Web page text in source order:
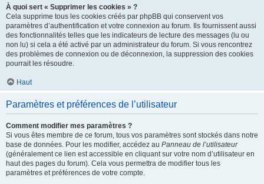
À quoi sert « Supprimer les cookies » ?
Cela supprime tous les cookies créés par phpBB qui conservent vos
paramètres d’authentification et votre connexion au forum. Ils fournissent aussi
des fonctionnalités telles que les indicateurs de lecture des messages (lu ou
non lu) si cela a été activé par un administrateur du forum. Si vous rencontrez
des problèmes de connexion ou de déconnexion, la suppression des cookies
pourrait les résoudre.
Haut
Paramètres et préférences de l’utilisateur
Comment modifier mes paramètres ?
Si vous êtes membre de ce forum, tous vos paramètres sont stockés dans notre
base de données. Pour les modifier, accédez au Panneau de l’utilisateur
(généralement ce lien est accessible en cliquant sur votre nom d’utilisateur en
haut des pages du forum). Cela vous permettra de modifier tous les
paramètres et préférences de votre compte.